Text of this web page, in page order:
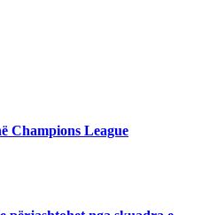
Champions League